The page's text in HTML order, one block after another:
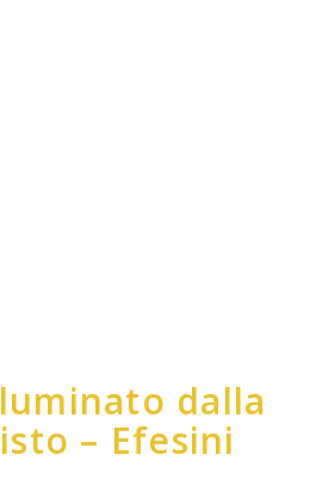
dalla
– Efesini